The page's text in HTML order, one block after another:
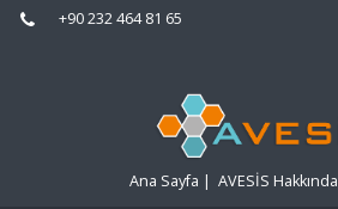
+90 232 464 81 65
Ana Sayfa | AVESİS Hakkında